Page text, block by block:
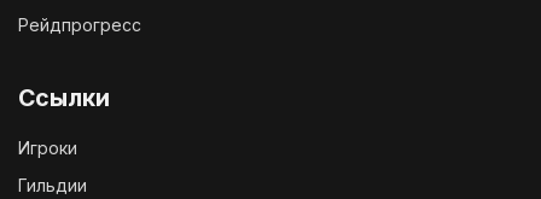
Рейдпрогресс
Ссылки
Игроки
Гильдии